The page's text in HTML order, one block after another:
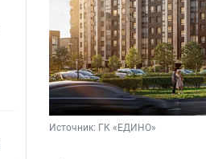
Источник: ГК «ЕДИНО»